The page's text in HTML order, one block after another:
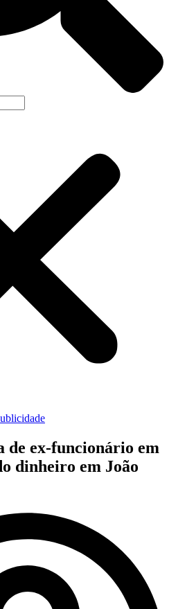
de ex-funcionário em
dinheiro em João